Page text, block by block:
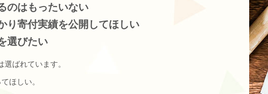
のはもったいない
り寄付実績を公開してほしい
選びたい
ばれています。
ほしい。